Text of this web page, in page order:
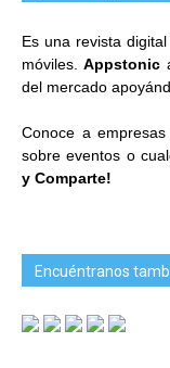
Es una revista
móviles.Appstonic
del mercado
Conoce a
sobre eventos o
y Comparte!
Encuéntranos